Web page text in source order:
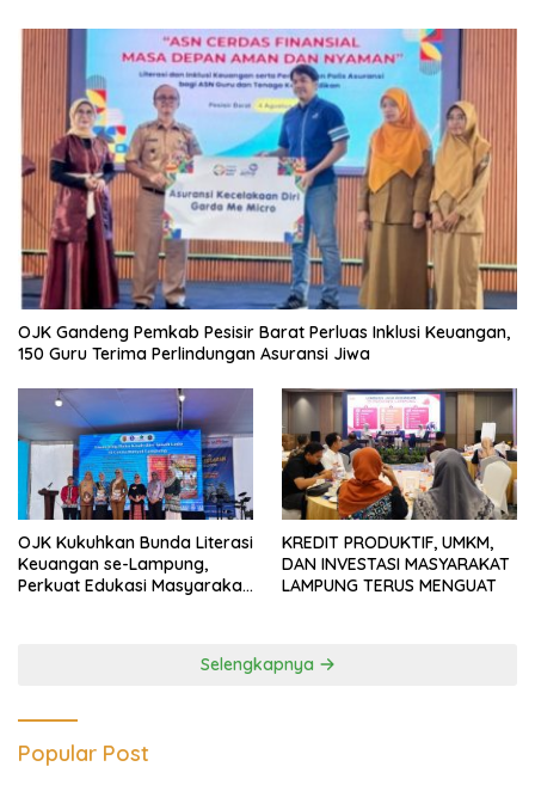
OJK Gandeng Pemkab Pesisir Barat Perluas Inklusi Keuangan,
150 Guru Terima Perlindungan Asuransi Jiwa
OJK Kukuhkan Bunda Literasi
Keuangan se-Lampung,
Perkuat Edukasi Masyarakat
KREDIT PRODUKTIF, UMKM,
DAN INVESTASI MASYARAKAT
LAMPUNG TERUS MENGUAT
Selengkapnya
Popular Post